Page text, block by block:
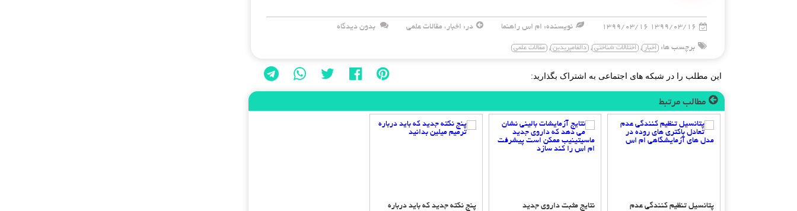
۱۳۹۹/۰۳/۱۶ ۱۳۹۹/۰۳/۱۶ نویسنده: ام اس راهنما در: اخبار ، مقالات علمی بدون دیدگاه
برچسب ها: اخبار , اختلالات شناختی , دالفامپریدین , مقالات علمی
این مطلب را در شبکه های اجتماعی به اشتراک بگذارید:
مطالب مرتبط
پتانسیل تنظیم کنندگی عدم
نتایج مثبت داروی جدید
پنج نکته جدید که باید درباره